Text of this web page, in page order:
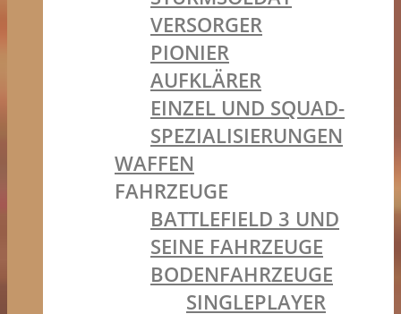
VERSORGER
PIONIER
AUFKLÄRER
EINZEL UND SQUAD-
SPEZIALISIERUNGEN
WAFFEN
FAHRZEUGE
BATTLEFIELD 3 UND
SEINE FAHRZEUGE
BODENFAHRZEUGE
SINGLEPLAYER